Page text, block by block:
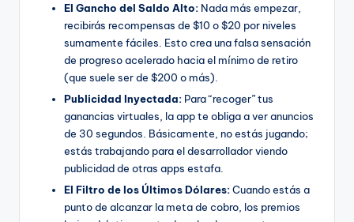
El Gancho del Saldo Alto: Nada más empezar,
recibirás recompensas de $10 o $20 por niveles
sumamente fáciles. Esto crea una falsa sensación
de progreso acelerado hacia el mínimo de retiro
(que suele ser de $200 o más).
Publicidad Inyectada: Para “recoger” tus
ganancias virtuales, la app te obliga a ver anuncios
de 30 segundos. Básicamente, no estás jugando;
estás trabajando para el desarrollador viendo
publicidad de otras apps estafa.
El Filtro de los Últimos Dólares:Cuando estás a
punto de alcanzar la meta de cobro, los premios